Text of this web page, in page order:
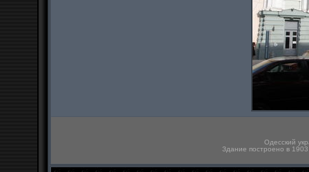
Одесский
Здание построено в